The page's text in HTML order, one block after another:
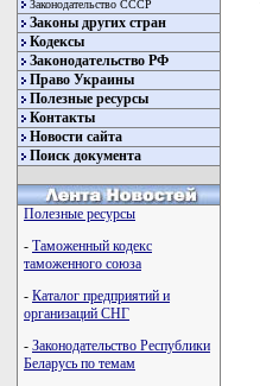
Законодательство СССР
Законы других стран
Кодексы
Законодательство РФ
Право Украины
Полезные ресурсы
Контакты
Новости сайта
Поиск документа
Полезные ресурсы
- Таможенный кодекс
таможенного союза
- Каталог предприятий и
организаций СНГ
- Законодательство Республики
Беларусь по темам